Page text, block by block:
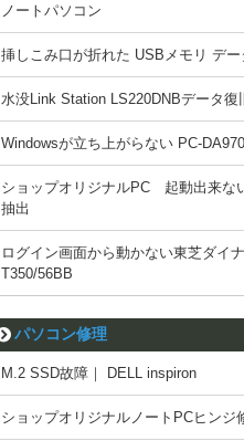
ノートパソコン
挿しこみ口が折れた USBメモリ デー
水没Link Station LS220DNBデータ復
Windowsが立ち上がらない PC-
ショップオリジナルPC 起動出来な
抽出
ログイン画面から動かない東芝ダイ
T350/56BB
パソコン修理
M.2 SSD故障｜ DELL inspiron
ショップオリジナルノートPCヒンジ